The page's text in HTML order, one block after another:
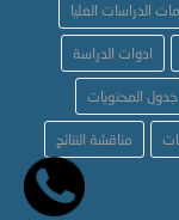
الدراسات العليا
ادوات الدراسة
جدول المحتويات
مناقشة النتائج